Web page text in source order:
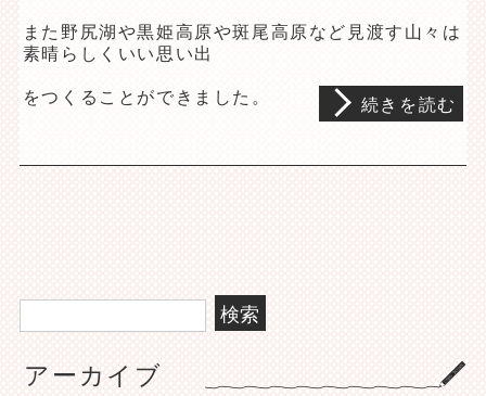
また野尻湖や黒姫高原や斑尾高原など見渡す山々は
素晴らしくいい思い出
をつくることができました。
続きを読む
検
索:
アーカイブ